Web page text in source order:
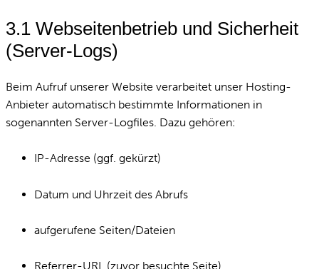
3.1 Webseitenbetrieb und Sicherheit
(Server-Logs)
Beim Aufruf unserer Website verarbeitet unser Hosting-
Anbieter automatisch bestimmte Informationen in
sogenannten Server-Logfiles. Dazu gehören:
IP-Adresse (ggf. gekürzt)
Datum und Uhrzeit des Abrufs
aufgerufene Seiten/Dateien
Referrer-URL (zuvor besuchte Seite)